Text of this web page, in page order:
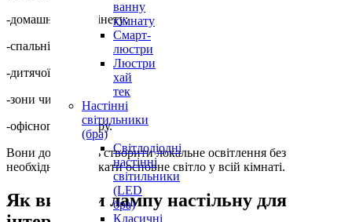
ванну
кімнату
Смарт-
люстри
Люстри
хай
тек
Настінні
світильники
(бра)
Світлодіодні
настінні
світильники
(LED
бра)
Класичні
-домашнього кабінету;
-спальні;
-дитячої кімнати;
-зони читання;
-офісного простору.
Вони дозволяють створити локальне освітлення без
необхідності вмикати основне світло у всій кімнаті.
Як вибрати лампу настільну для